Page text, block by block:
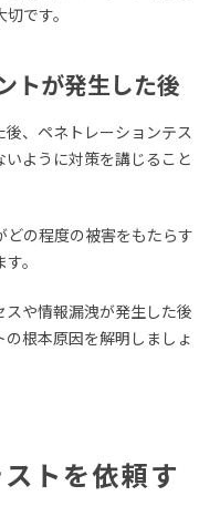
です。
トが発生した後
、ペネトレーションテス
いように対策を講じること
どの程度の被害をもたらす
。
や情報漏洩が発生した後
根本原因を解明しましょ
トを依頼す